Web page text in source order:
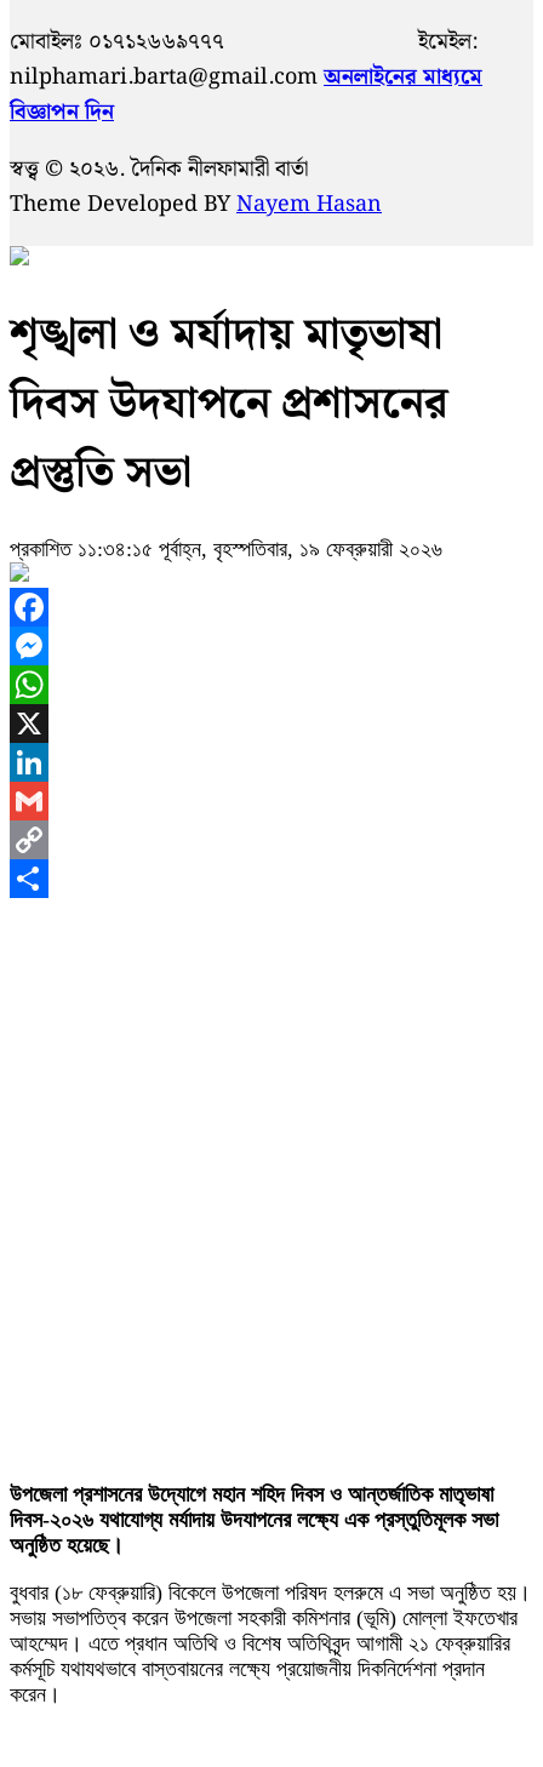
মোবাইলঃ ০১৭১২৬৬৯৭৭৭ ইমেইল:
nilphamari.barta@gmail.comঅনলাইনের মাধ্যমে
বিজ্ঞাপন দিন
স্বত্ত্ব © ২০২৬. দৈনিক নীলফামারী বার্তা
Theme Developed BYNayem Hasan
শৃঙ্খলা ও মর্যাদায় মাতৃভাষা
দিবস উদযাপনে প্রশাসনের
প্রস্তুতি সভা
প্রকাশিত ১১:৩৪:১৫ পূর্বাহ্ন, বৃহস্পতিবার, ১৯ ফেব্রুয়ারী ২০২৬
Facebook
Messenger
WhatsApp
X
LinkedIn
Gmail
Copy
উপজেলা প্রশাসনের উদ্যোগে মহান শহিদ দিবস ও আন্তর্জাতিক মাতৃভাষা
দিবস-২০২৬ যথাযোগ্য মর্যাদায় উদযাপনের লক্ষ্যে এক প্রস্তুতিমূলক সভা
অনুষ্ঠিত হয়েছে।
বুধবার (১৮ ফেব্রুয়ারি) বিকেলে উপজেলা পরিষদ হলরুমে এ সভা অনুষ্ঠিত হয়।
সভায় সভাপতিত্ব করেন উপজেলা সহকারী কমিশনার (ভূমি) মোল্লা ইফতেখার
আহম্মেদ। এতে প্রধান অতিথি ও বিশেষ অতিথিবৃন্দ আগামী ২১ ফেব্রুয়ারির
কর্মসূচি যথাযথভাবে বাস্তবায়নের লক্ষ্যে প্রয়োজনীয় দিকনির্দেশনা প্রদান
করেন।